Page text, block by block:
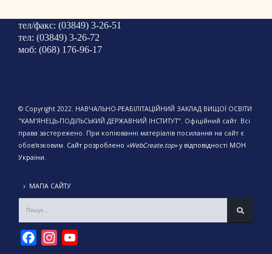
тел/факс: (03849) 3-26-51
тел: (03849) 3-26-72
моб: (068) 176-96-17
© Copyright 2022. НАВЧАЛЬНО-РЕАБІЛІТАЦІЙНИЙ ЗАКЛАД ВИЩОЇ ОСВІТИ
"КАМ'ЯНЕЦЬ-ПОДІЛЬСЬКИЙ ДЕРЖАВНИЙ ІНСТИТУТ". Офіційний сайт. Всі
права застережено. При копіюванні матеріалів посилання на сайт є
обов'язковим. Сайт розроблено «WebCreate.top»у відповідності МОН
України.
МАПА САЙТУ
FacebookInstagram